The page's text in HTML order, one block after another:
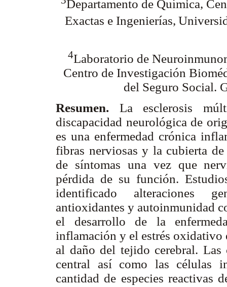
Departamento de Química,
Exactas e Ingenierías,
4Laboratorio de
Centro de Investigación
del Seguro Social.
Resumen. La esclerosis
discapacidad neurológica de
es una enfermedad crónica
fibras nerviosas y la cubierta
de síntomas una vez que
pérdida de su función.
identificado alteraciones
antioxidantes y autoinmunidad
el desarrollo de la
inflamación y el estrés oxidativo
al daño del tejido cerebral. Las
central así como las células
cantidad de especies reactivas